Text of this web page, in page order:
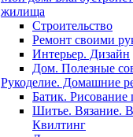
жилища
Строительство
Ремонт своими
Интерьер. Дизайн
Дом. Полезные
Рукоделие. Домашние
Батик. Рисование
Шитье. Вязание.
Квилтинг